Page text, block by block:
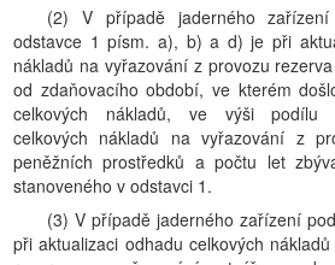
(2) V případě jaderného
odstavce 1 písm. a), b) a d) je při
nákladů na vyřazování z provozu
od zdaňovacího období, ve kterém
celkových nákladů, ve výši podílu
celkových nákladů na vyřazování z
peněžních prostředků a počtu let
stanoveného v odstavci 1.
(3) V případě jaderného zařízení
při aktualizaci odhadu celkových